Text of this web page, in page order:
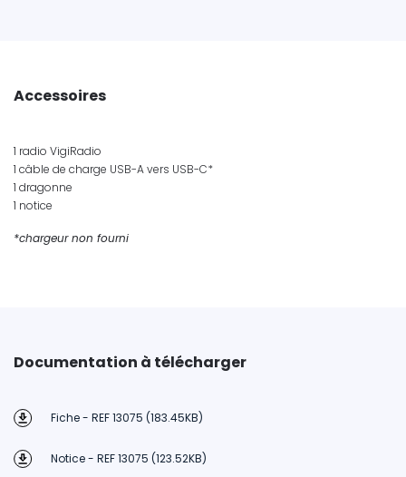
Accessoires
1 radio VigiRadio
1 câble de charge USB-A vers USB-C*
1 dragonne
1 notice
*chargeur non fourni
Documentation à télécharger
Fiche - REF 13075 (183.45KB)
Notice - REF 13075 (123.52KB)